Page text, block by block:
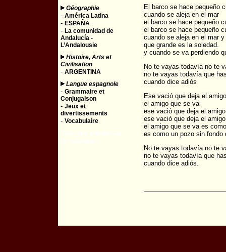
Géographie
- América Latina
- ESPAÑA
- La comunidad de
Andalucía -
L’Andalousie
Histoire, Arts et
Civilisation
- ARGENTINA
Langue espagnole
- Grammaire et
Conjugaison
- Jeux et
divertissements
- Vocabulaire
El barco se hace pequeño
cuando se aleja en el mar
el barco se hace pequeño
el barco se hace pequeño
cuando se aleja en el mar
que grande es la soledad.
y cuando se va perdiendo
No te vayas todavía no te
no te vayas todavía que
cuando dice adiós
Ese vació que deja el
el amigo que se va
ese vació que deja el
ese vació que deja el
el amigo que se va es
es como un pozo sin fondo
No te vayas todavía no te
no te vayas todavía que
cuando dice adiós.